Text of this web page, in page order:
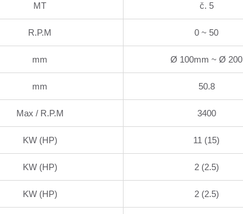
MT č. 5
R.P.M 0 ~ 50
mm Ø 100mm ~ Ø 200
mm 50.8
Max / R.P.M 3400
KW (HP) 11 (15)
KW (HP) 2 (2.5)
KW (HP) 2 (2.5)